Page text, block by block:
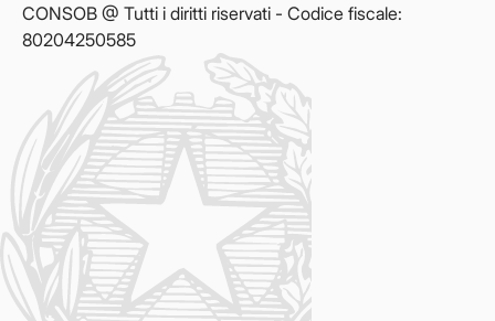
CONSOB @ Tutti i diritti riservati - Codice fiscale:
80204250585